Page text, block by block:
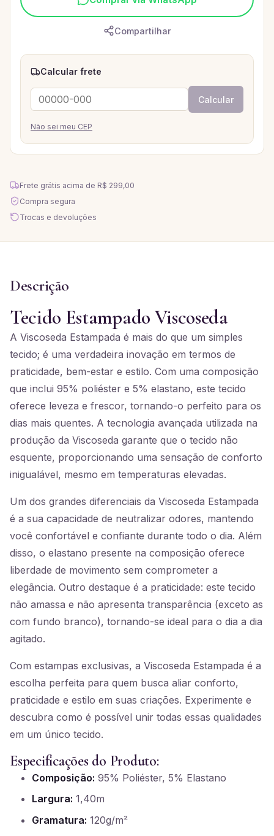
Compartilhar
Calcular frete
Calcular
Não sei meu CEP
Frete grátis acima de R$ 299,00
Compra segura
Trocas e devoluções
Descrição
Tecido Estampado Viscoseda
A Viscoseda Estampada é mais do que um simples
tecido; é uma verdadeira inovação em termos de
praticidade, bem-estar e estilo. Com uma composição
que inclui 95% poliéster e 5% elastano, este tecido
oferece leveza e frescor, tornando-o perfeito para os
dias mais quentes. A tecnologia avançada utilizada na
produção da Viscoseda garante que o tecido não
esquente, proporcionando uma sensação de conforto
inigualável, mesmo em temperaturas elevadas.
Um dos grandes diferenciais da Viscoseda Estampada
é a sua capacidade de neutralizar odores, mantendo
você confortável e confiante durante todo o dia. Além
disso, o elastano presente na composição oferece
liberdade de movimento sem comprometer a
elegância. Outro destaque é a praticidade: este tecido
não amassa e não apresenta transparência (exceto as
com fundo branco), tornando-se ideal para o dia a dia
agitado.
Com estampas exclusivas, a Viscoseda Estampada é a
escolha perfeita para quem busca aliar conforto,
praticidade e estilo em suas criações. Experimente e
descubra como é possível unir todas essas qualidades
em um único tecido.
Especificações do Produto:
Composição: 95% Poliéster, 5% Elastano
Largura: 1,40m
Gramatura: 120g/m²